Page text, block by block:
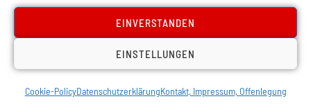
EINVERSTANDEN
EINSTELLUNGEN
Cookie-PolicyDatenschutzerklärungKontakt, Impressum, Offenlegung
Impressum, Offenlegung Cookie Policy
Datenschutz Kontakt